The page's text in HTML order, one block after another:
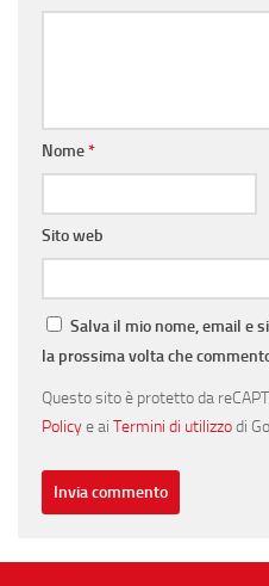
Nome*
Sito web
Salva il mio nome, email e
la prossima volta che
Questo sito è protetto da
Policye ai Termini di utilizzodi